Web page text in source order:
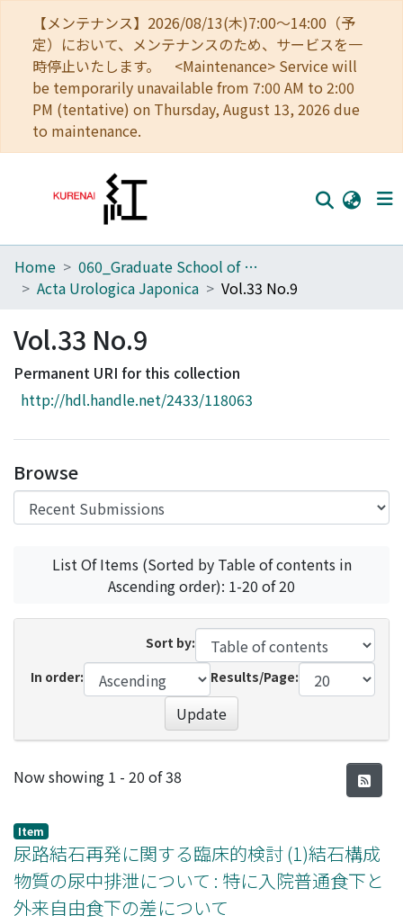
【メンテナンス】2026/08/13(木)7:00～14:00（予
定）において、メンテナンスのため、サービスを一
時停止いたします。 <Maintenance> Service will
be temporarily unavailable from 7:00 AM to 2:00
PM (tentative) on Thursday, August 13, 2026 due
to maintenance.
Home
Browse
Download Ranking
Access Statistics
Home
060_Graduate School of Medicine
Acta Urologica Japonica
Vol.33 No.9
Vol.33 No.9
Permanent URI for this collection
http://hdl.handle.net/2433/118063
Browse
List Of Items (Sorted by Table of contents in
Ascending order): 1-20 of 20
Sort by:
In order:
Results/Page:
Update
Recent Submissions
Now showing 1 - 20 of 38
Item
尿路結石再発に関する臨床的検討 (1)結石構成
物質の尿中排泄について : 特に入院普通食下と
外来自由食下の差について